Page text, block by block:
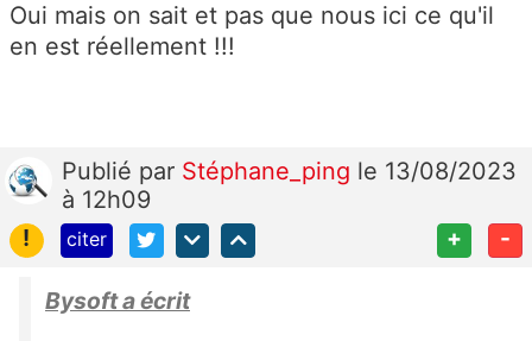
Oui mais on sait et pas que nous ici ce qu'il
en est réellement !!!
Publié par Stéphane_ping le 13/08/2023
à 12h09
!
citer + -
Bysoft a écrit